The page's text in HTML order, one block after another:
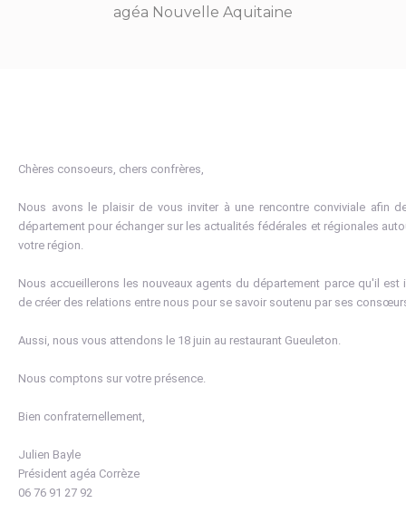
agéa Nouvelle Aquitaine
Chères consoeurs, chers confrères,
Nous avons le plaisir de vous inviter à une rencontre conviviale afin
département pour échanger sur les actualités fédérales et régionales
votre région.
Nous accueillerons les nouveaux agents du département parce qu'il
de créer des relations entre nous pour se savoir soutenu par ses
Aussi, nous vous attendons le 18 juin au restaurant Gueuleton.
Nous comptons sur votre présence.
Bien confraternellement,
Julien Bayle
Président agéa Corrèze
06 76 91 27 92